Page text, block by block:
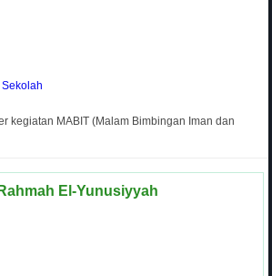
kegiatan MABIT (Malam Bimbingan Iman dan
El-Yunusiyyah